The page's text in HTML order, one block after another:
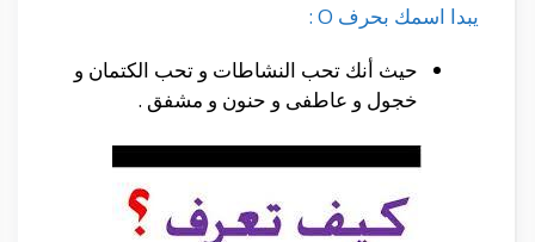
يبدا اسمك بحرف O :
حيث أنك تحب النشاطات و تحب الكتمان و
خجول و عاطفى و حنون و مشفق .